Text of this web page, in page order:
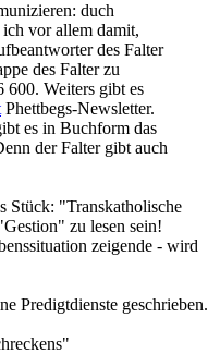
duch
vor allem damit,
des Falter
des Falter zu
600. Weiters gibt es
Phettbegs-Newsletter.
es in Buchform das
der Falter gibt auch
Stück: "Transkatholische
zu lesen sein!
zeigende - wird
Predigtdienste geschrieben.